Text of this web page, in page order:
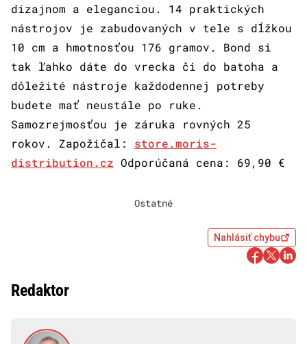
dizajnom a eleganciou. 14 praktických
nástrojov je zabudovaných v tele s dĺžkou
10 cm a hmotnosťou 176 gramov. Bond si
tak ľahko dáte do vrecka či do batoha a
dôležité nástroje každodennej potreby
budete mať neustále po ruke.
Samozrejmosťou je záruka rovných 25
rokov. Zapožičal: store.moris-
distribution.cz Odporúčaná cena: 69,90 €
Ostatné
Nahlásiť chybu
Redaktor